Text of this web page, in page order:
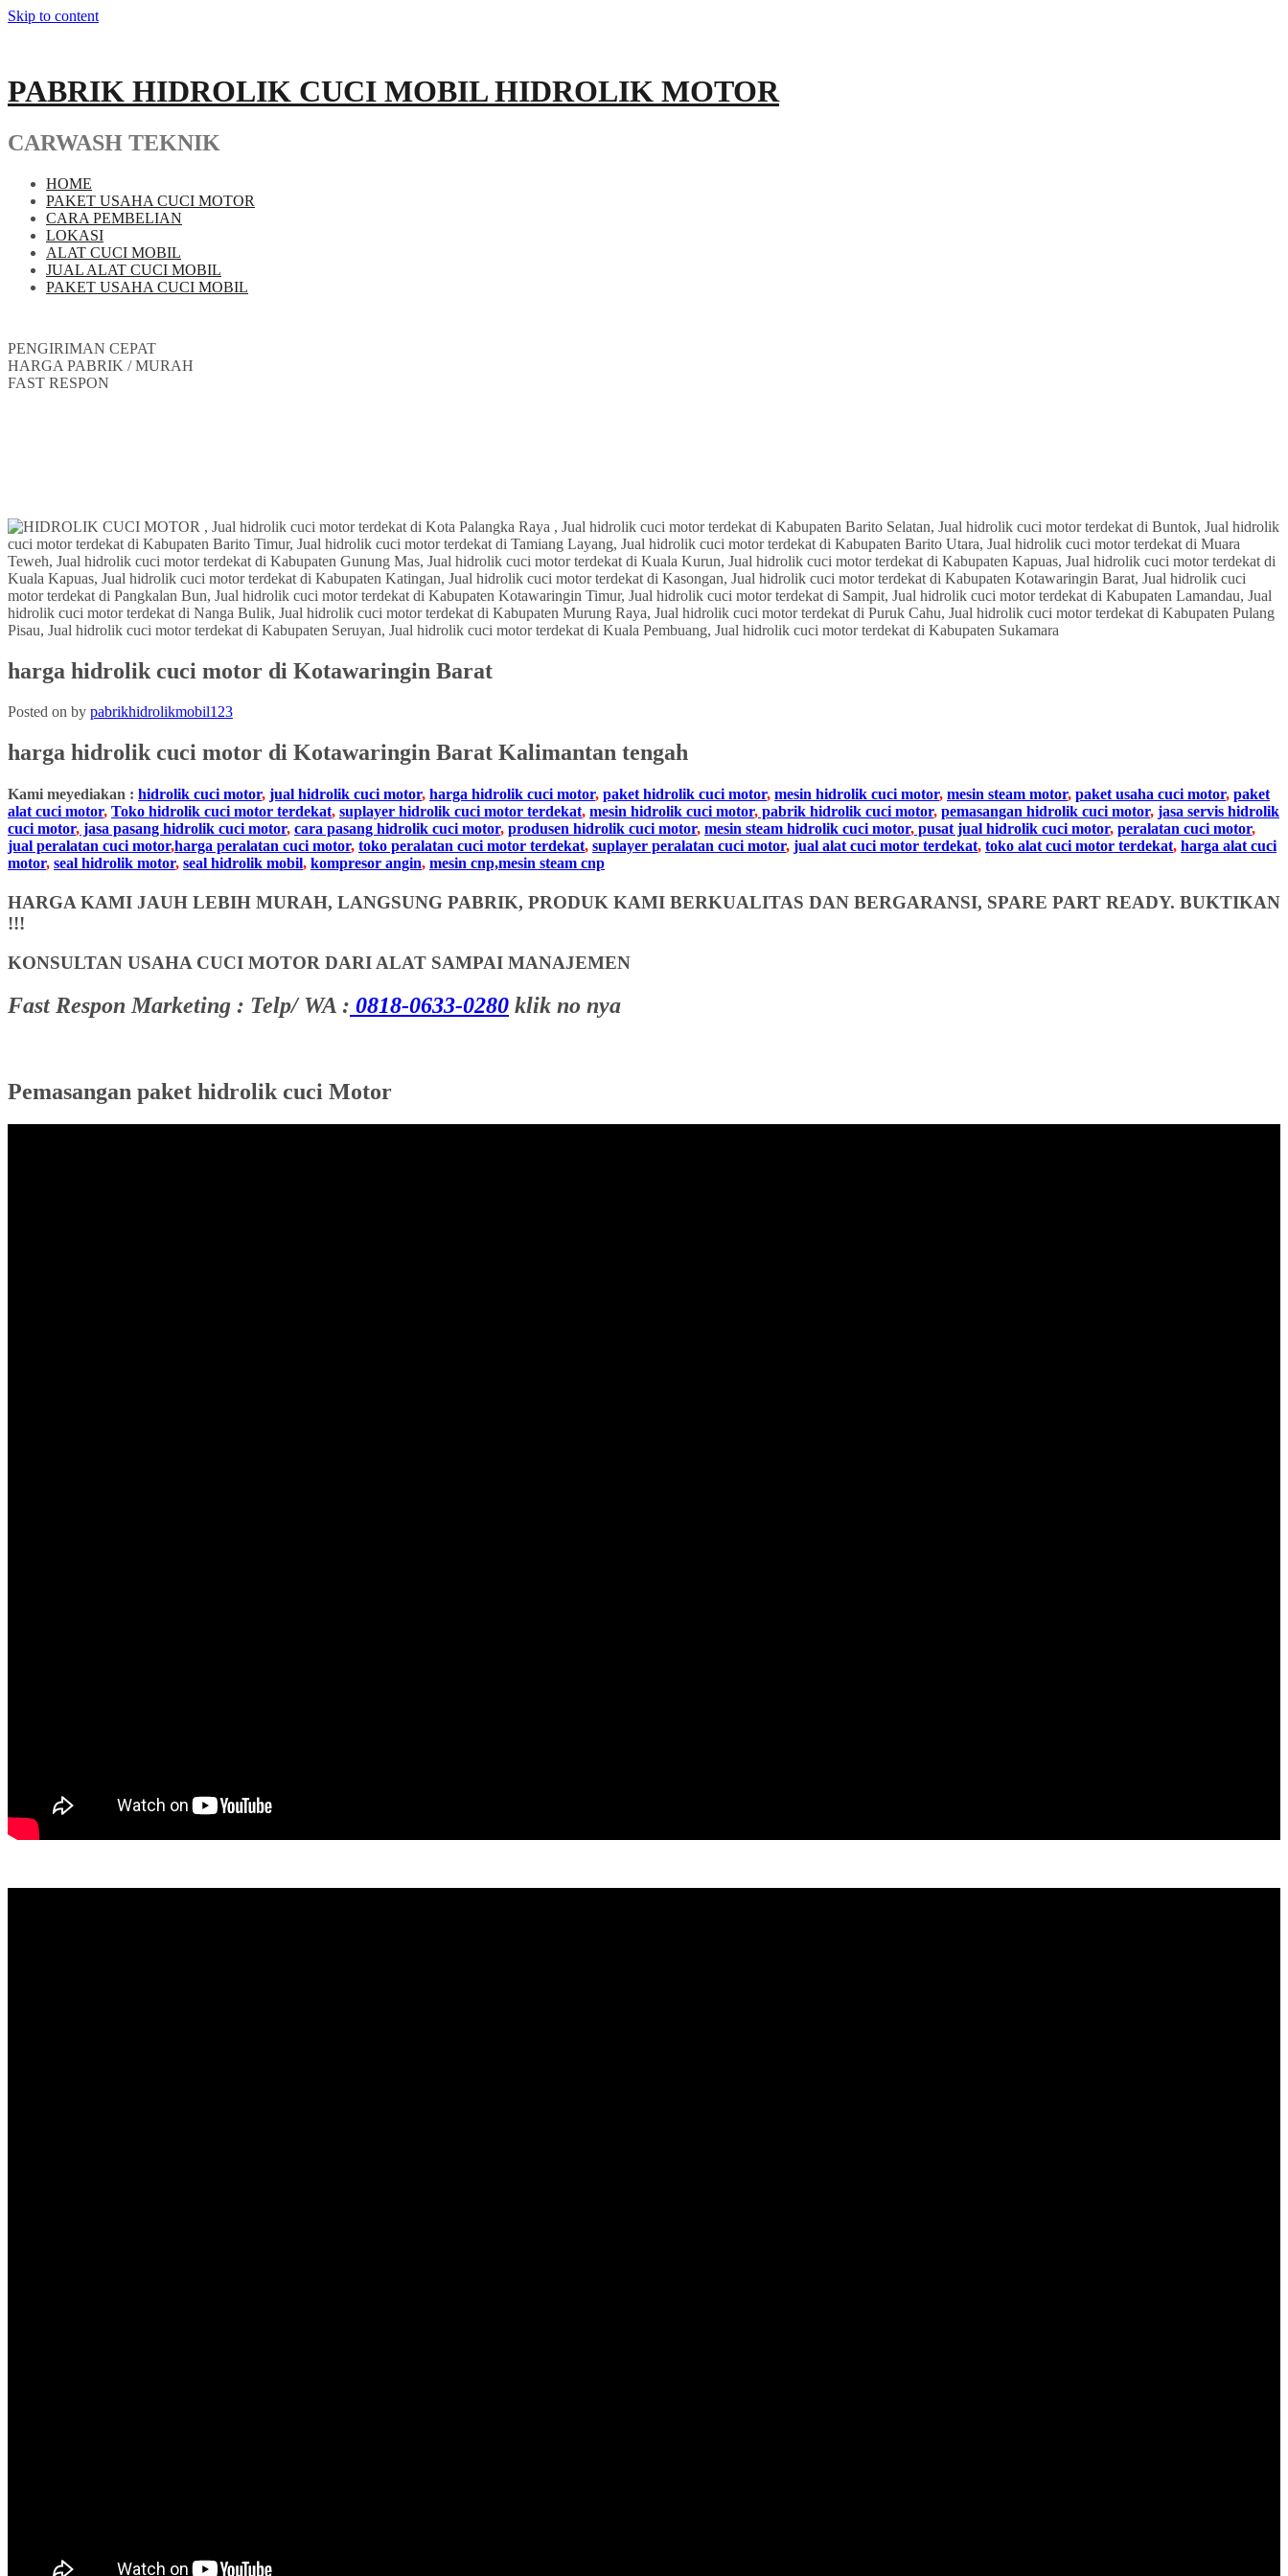
Skip to content
PABRIK HIDROLIK CUCI MOBIL HIDROLIK MOTOR
CARWASH TEKNIK
HOME
PAKET USAHA CUCI MOTOR
CARA PEMBELIAN
LOKASI
ALAT CUCI MOBIL
JUAL ALAT CUCI MOBIL
PAKET USAHA CUCI MOBIL
PENGIRIMAN CEPAT
HARGA PABRIK / MURAH
FAST RESPON
harga hidrolik cuci motor di Kotawaringin Barat
Posted on by pabrikhidrolikmobil123
harga hidrolik cuci motor di Kotawaringin Barat Kalimantan tengah
Kami meyediakan : hidrolik cuci motor, jual hidrolik cuci motor, harga hidrolik cuci motor, paket hidrolik cuci motor, mesin hidrolik cuci motor, mesin steam motor, paket usaha cuci motor, paket
alat cuci motor, Toko hidrolik cuci motor terdekat, suplayer hidrolik cuci motor terdekat, mesin hidrolik cuci motor, pabrik hidrolik cuci motor, pemasangan hidrolik cuci motor, jasa servis hidrolik
cuci motor, jasa pasang hidrolik cuci motor, cara pasang hidrolik cuci motor, produsen hidrolik cuci motor, mesin steam hidrolik cuci motor, pusat jual hidrolik cuci motor, peralatan cuci motor,
jual peralatan cuci motor,harga peralatan cuci motor, toko peralatan cuci motor terdekat, suplayer peralatan cuci motor, jual alat cuci motor terdekat, toko alat cuci motor terdekat, harga alat cuci
motor, seal hidrolik motor, seal hidrolik mobil, kompresor angin, mesin cnp,mesin steam cnp
HARGA KAMI JAUH LEBIH MURAH, LANGSUNG PABRIK, PRODUK KAMI BERKUALITAS DAN BERGARANSI, SPARE PART READY. BUKTIKAN
!!!
KONSULTAN USAHA CUCI MOTOR DARI ALAT SAMPAI MANAJEMEN
Fast Respon Marketing : Telp/ WA : 0818-0633-0280 klik no nya
Pemasangan paket hidrolik cuci Motor